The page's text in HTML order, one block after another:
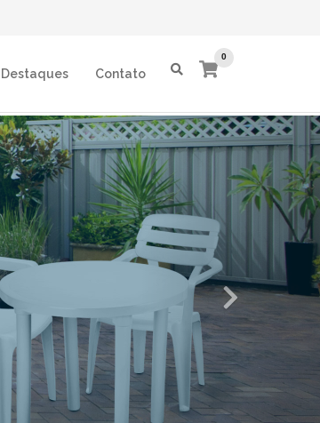
0
Destaques Contato
Next